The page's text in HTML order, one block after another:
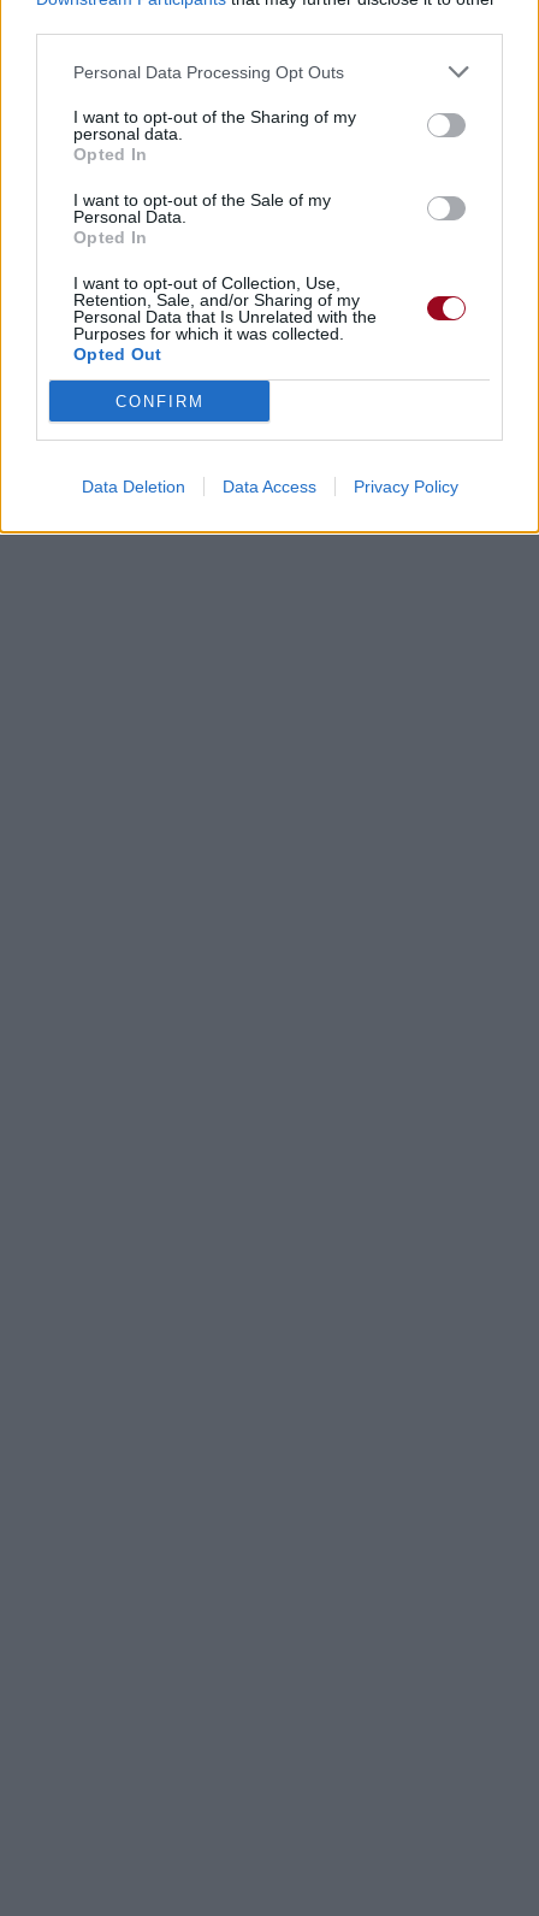
Personal Data Processing Opt Outs
I want to opt-out of the Sharing of my
personal data.
Opted In
I want to opt-out of the Sale of my
Personal Data.
Opted In
I want to opt-out of Collection, Use,
Retention, Sale, and/or Sharing of my
Personal Data that Is Unrelated with the
Purposes for which it was collected.
Opted Out
CONFIRM
Data Deletion Data Access Privacy Policy